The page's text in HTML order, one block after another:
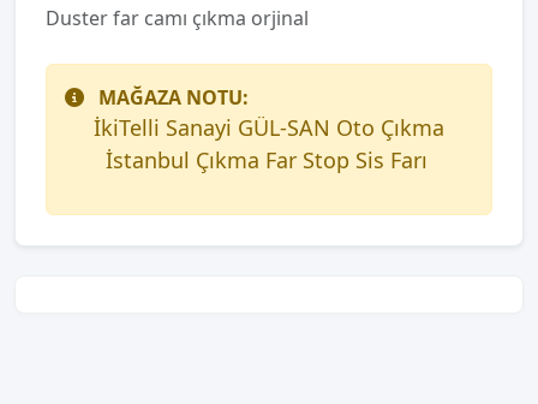
Duster far camı çıkma orjinal
MAĞAZA NOTU:
İkiTelli Sanayi GÜL-SAN Oto Çıkma
İstanbul Çıkma Far Stop Sis Farı